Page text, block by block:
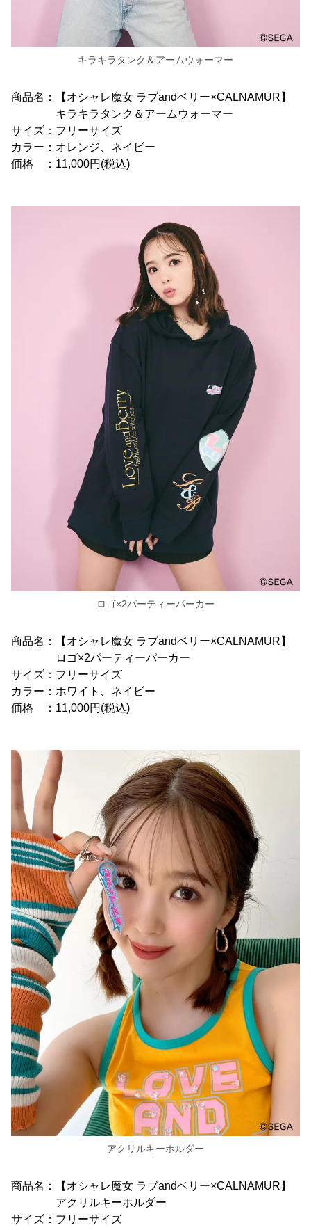
キラキラタンク＆アームウォーマー
商品名：【オシャレ魔女 ラブandベリー×CALNAMUR】
キラキラタンク＆アームウォーマー
サイズ：フリーサイズ
カラー：オレンジ、ネイビー
価格 ：11,000円(税込)
ロゴ×2パーティーパーカー
商品名：【オシャレ魔女 ラブandベリー×CALNAMUR】
ロゴ×2パーティーパーカー
サイズ：フリーサイズ
カラー：ホワイト、ネイビー
価格 ：11,000円(税込)
アクリルキーホルダー
商品名：【オシャレ魔女 ラブandベリー×CALNAMUR】
アクリルキーホルダー
サイズ：フリーサイズ